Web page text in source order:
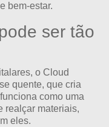
bem-estar.
ser tão
o Cloud
quente, que cria
como uma
realçar materiais,
eles.